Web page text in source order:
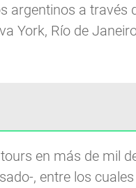
argentinos a través
York, Río de
en más de mil
, entre los